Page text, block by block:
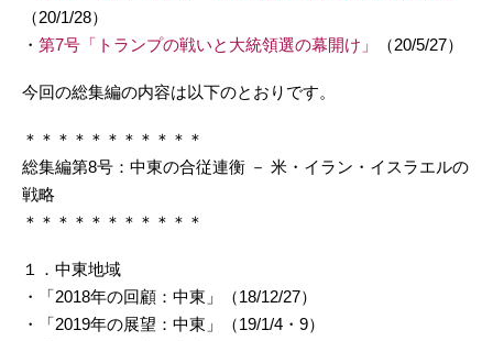
（20/1/28）
・ 第7号「トランプの戦いと大統領選の幕開け」 （20/5/27）
今回の総集編の内容は以下のとおりです。
＊＊＊＊＊＊＊＊＊＊＊
総集編第8号：中東の合従連衡 － 米・イラン・イスラエルの
戦略
＊＊＊＊＊＊＊＊＊＊＊
１．中東地域
・「2018年の回顧：中東」（18/12/27）
・「2019年の展望：中東」（19/1/4・9）